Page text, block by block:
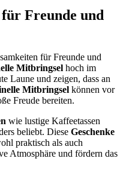
Freunde und
für Freunde und
Mitbringsel hoch im
Laune und zeigen, dass an
Mitbringsel können vor
Freude bereiten.
wie lustige Kaffeetassen
beliebt. Diese Geschenke
praktisch als auch
Atmosphäre und fördern das